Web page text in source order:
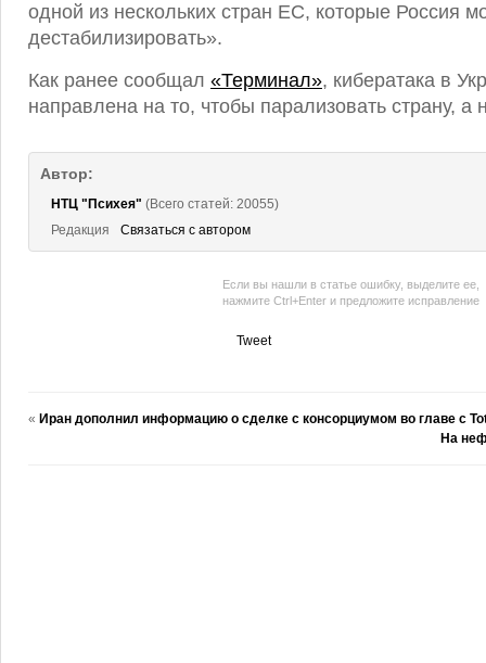
одной из нескольких стран ЕС, которые Россия
дестабилизировать».
Как ранее сообщал «Терминал», кибератака в
направлена на то, чтобы парализовать страну, а
Автор:
НТЦ "Психея" (Всего статей: 20055)
Редакция
Связаться с автором
Если вы нашли в статье ошибку, выделите ее,
нажмите Ctrl+Enter и предложите исправление
Tweet
« Иран дополнил информацию о сделке с консорциумом во главе с
На